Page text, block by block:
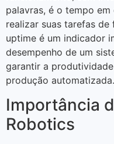
palavras, é o tempo
realizar suas tarefas
uptime é um indicador
desempenho de um
garantir a
produção automatizada.
Importância
Robotics